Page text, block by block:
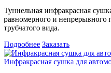
Туннельная инфракрасная
равномерного и непрерывного
трубчатого вида.
Подробнее Заказать
Инфракрасная сушка для